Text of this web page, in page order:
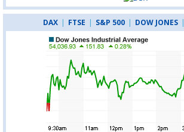
DAX | FTSE | S&P 500 | DOW JONES |